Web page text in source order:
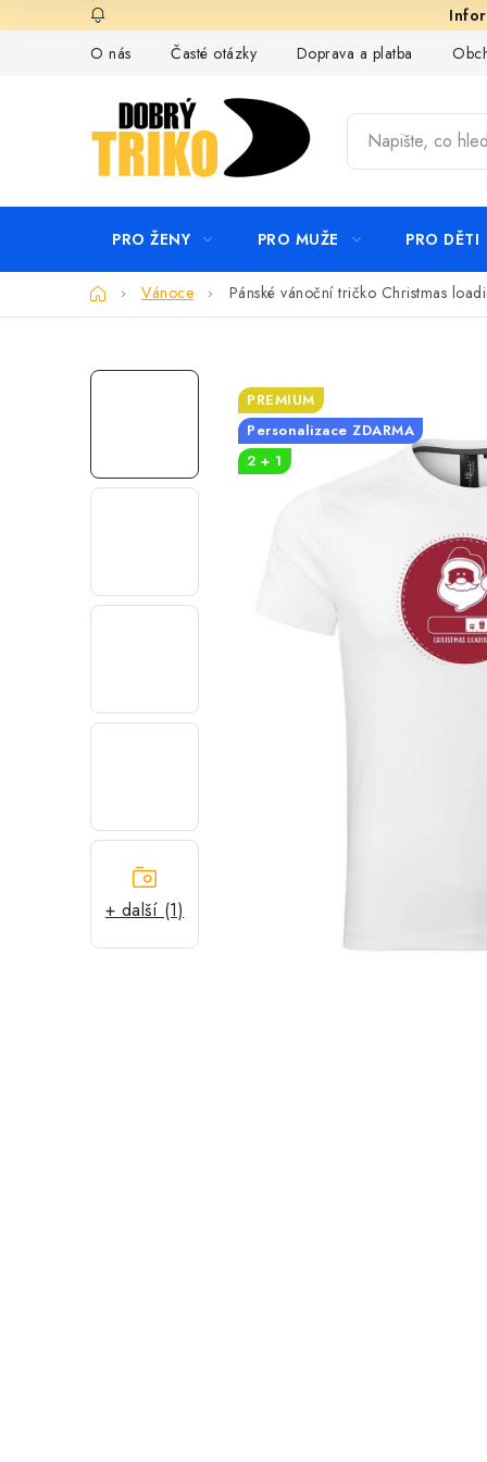
na
O nás Časté otázky Doprava a platba
PRO ŽENY PRO MUŽE PRO DĚTI
DomůVánoce Pánské vánoční tričko Christmas
+ další (1)
PREMIUM
Personalizace ZDARMA
2 + 1